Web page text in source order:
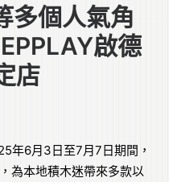
多個人氣角
啟德
店
年6月3日至7月7日期間，
為本地積木迷帶來多款以